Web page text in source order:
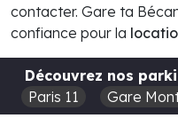
contacter. Gare ta
confiance pour la
Découvrez nos
Paris 11
Gare